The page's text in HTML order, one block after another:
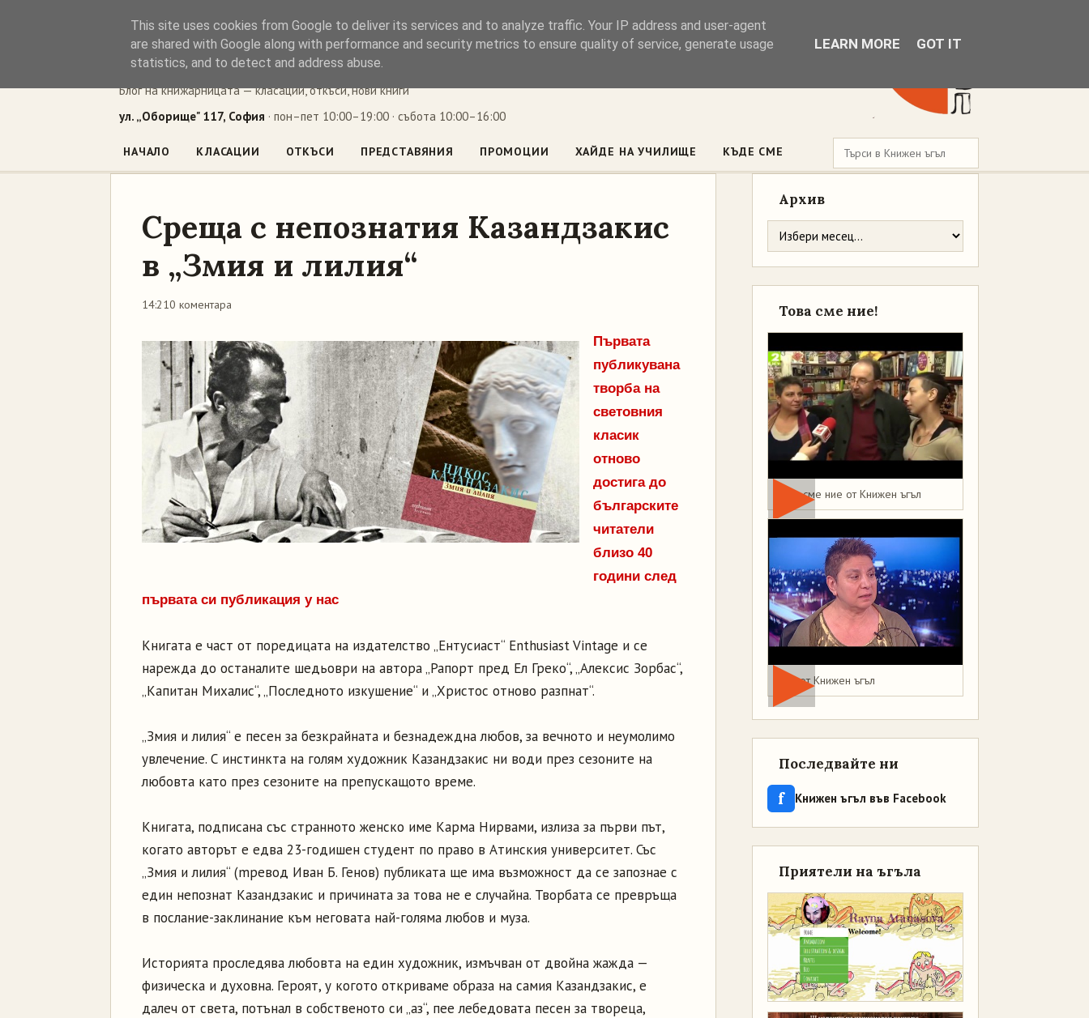
Книжен ъгъл
Блог на книжарницата — класации, откъси, нови книги
ул. „Оборище" 117, София · пон–пет 10:00–19:00 · събота 10:00–16:00
НАЧАЛО КЛАСАЦИИ ОТКЪСИ ПРЕДСТАВЯНИЯ ПРОМОЦИИ ХАЙДЕ НА УЧИЛИЩЕ КЪДЕ СМЕ
Среща с непознатия Казандзакис
в „Змия и лилия“
14:210 коментара
Първата
публикувана
творба на
световния
класик
отново
достига до
българските
читатели
близо 40
години след
първата си публикация у нас
Книгата е част от поредицата на издателство „Ентусиаст“ Enthusiast Vintage и се
нарежда до останалите шедьоври на автора „Рапорт пред Ел Греко“, „Алексис Зорбас“,
„Капитан Михалис“, „Последното изкушение“ и „Христос отново разпнат“.
„Змия и лилия“ е песен за безкрайната и безнадеждна любов, за вечното и неумолимо
увлечение. С инстинкта на голям художник Казандзакис ни води през сезоните на
любовта като през сезоните на препускащото време.
Книгата, подписана със странното женско име Карма Нирвами, излиза за първи път,
когато авторът е едва 23-годишен студент по право в Атинския университет. Със
„Змия и лилия“ (mревод Иван Б. Генов) публиката ще има възможност да се запознае с
един непознат Казандзакис и причината за това не е случайна. Творбата се превръща
в послание-заклинание към неговата най-голяма любов и муза.
Историята проследява любовта на един художник, измъчван от двойна жажда —
физическа и духовна. Героят, у когото откриваме образа на самия Казандзакис, е
далеч от света, потънал в собственото си „аз“, пее лебедовата песен за твореца,
Архив
Това сме ние!
Това сме ние от Книжен ъгъл
Мая от Книжен ъгъл
Последвайте ни
f Книжен ъгъл във Facebook
Приятели на ъгъла
This site uses cookies from Google to deliver its services and to analyze traffic. Your IP address and user-agent
are shared with Google along with performance and security metrics to ensure quality of service, generate usage
statistics, and to detect and address abuse.
LEARN MORE GOT IT